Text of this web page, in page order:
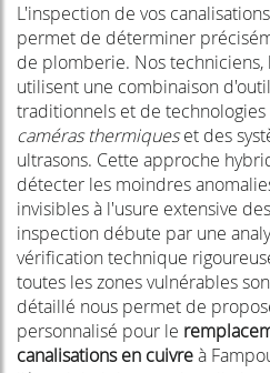
L'inspection de vos
permet de déterminer
de plomberie. Nos
utilisent une combinaison
traditionnels et de
caméras thermiqueset des
ultrasons. Cette approche
détecter les moindres
invisibles à l'usure extensive
inspection débute par une
vérification technique
toutes les zones vulnérables
détaillé nous permet de
personnalisé pour le
canalisations en cuivreà